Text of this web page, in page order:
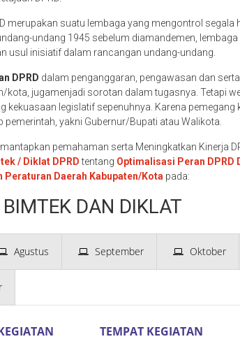
merupakan suatu lembaga yang mengontrol
undang 1945 sebelum diamandemen,
usul inisiatif dalam rancangan undang-undang.
DPRD dalam penganggaran, pengawasan dan
kota, jugamenjadi sorotan dalam tugasnya. Tetapi
kekuasaan legislatif sepenuhnya. Karena
pemerintah, yakni Gubernur/Bupati atau Walikota.
pemahaman serta Meningkatkan Kinerja
/ Diklat DPRD tentang Optimalisasi Peran DPRD
Peraturan Daerah Kabupaten/Kota pada:
DAN DIKLAT
Agustus September Oktober
TEMPAT KEGIATAN